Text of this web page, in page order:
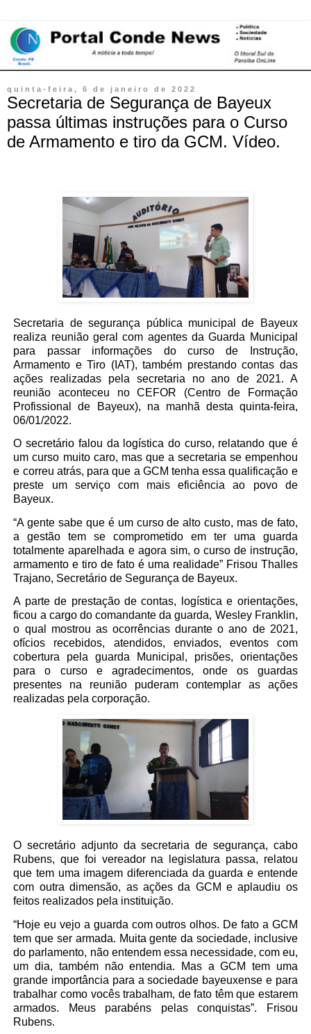
quinta-feira, 6 de janeiro de 2022
Secretaria de Segurança de Bayeux
passa últimas instruções para o Curso
de Armamento e tiro da GCM. Vídeo.
Secretaria de segurança pública municipal de Bayeux
realiza reunião geral com agentes da Guarda Municipal
para passar informações do curso de Instrução,
Armamento e Tiro (IAT), também prestando contas das
ações realizadas pela secretaria no ano de 2021. A
reunião aconteceu no CEFOR (Centro de Formação
Profissional de Bayeux), na manhã desta quinta-feira,
06/01/2022.
O secretário falou da logística do curso, relatando que é
um curso muito caro, mas que a secretaria se empenhou
e correu atrás, para que a GCM tenha essa qualificação e
preste um serviço com mais eficiência ao povo de
Bayeux.
“A gente sabe que é um curso de alto custo, mas de fato,
a gestão tem se comprometido em ter uma guarda
totalmente aparelhada e agora sim, o curso de instrução,
armamento e tiro de fato é uma realidade” Frisou Thalles
Trajano, Secretário de Segurança de Bayeux.
A parte de prestação de contas, logística e orientações,
ficou a cargo do comandante da guarda, Wesley Franklin,
o qual mostrou as ocorrências durante o ano de 2021,
ofícios recebidos, atendidos, enviados, eventos com
cobertura pela guarda Municipal, prisões, orientações
para o curso e agradecimentos, onde os guardas
presentes na reunião puderam contemplar as ações
realizadas pela corporação.
O secretário adjunto da secretaria de segurança, cabo
Rubens, que foi vereador na legislatura passa, relatou
que tem uma imagem diferenciada da guarda e entende
com outra dimensão, as ações da GCM e aplaudiu os
feitos realizados pela instituição.
“Hoje eu vejo a guarda com outros olhos. De fato a GCM
tem que ser armada. Muita gente da sociedade, inclusive
do parlamento, não entendem essa necessidade, com eu,
um dia, também não entendia. Mas a GCM tem uma
grande importância para a sociedade bayeuxense e para
trabalhar como vocês trabalham, de fato têm que estarem
armados. Meus parabéns pelas conquistas”. Frisou
Rubens.